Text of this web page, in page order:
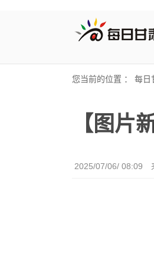
您当前的位置 ： 每日
【图片
2025/07/06/ 08:09